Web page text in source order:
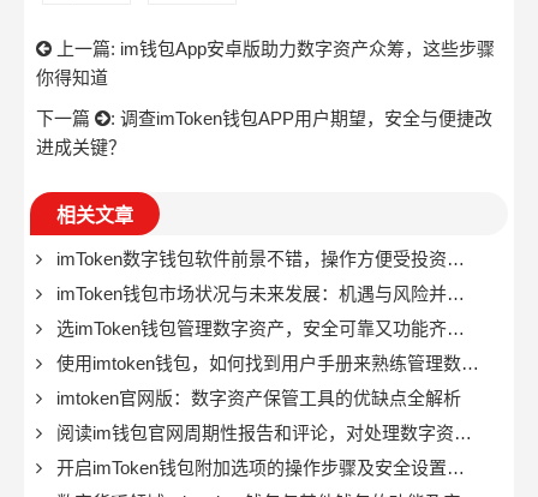
上一篇: im钱包App安卓版助力数字资产众筹，这些步骤
你得知道
下一篇
: 调查imToken钱包APP用户期望，安全与便捷改
进成关键？
相关文章
imToken数字钱包软件前景不错，操作方便受投资者青睐
imToken钱包市场状况与未来发展：机遇与风险并存？
选imToken钱包管理数字资产，安全可靠又功能齐全，超方便
使用imtoken钱包，如何找到用户手册来熟练管理数字资产？
imtoken官网版：数字资产保管工具的优缺点全解析
阅读im钱包官网周期性报告和评论，对处理数字资产至关重要
开启imToken钱包附加选项的操作步骤及安全设置说明